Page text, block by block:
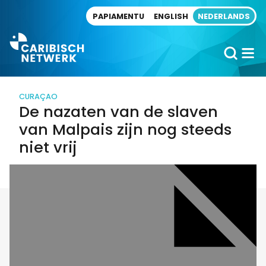
PAPIAMENTU ENGLISH NEDERLANDS
CURAÇAO
De nazaten van de slaven
van Malpais zijn nog steeds
niet vrij